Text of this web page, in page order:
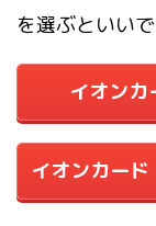
を選ぶといいで
イオンカ
イオンカー